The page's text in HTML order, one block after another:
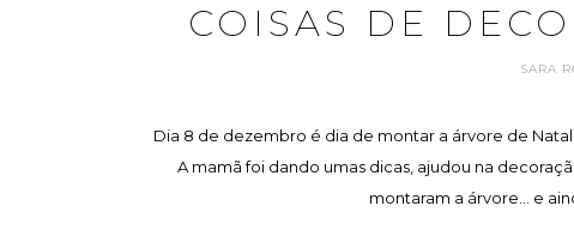
COISAS DE
SARA
Dia 8 de dezembro é dia de montar a árvore de
A mamã foi dando umas dicas, ajudou na
montaram a árvore... e